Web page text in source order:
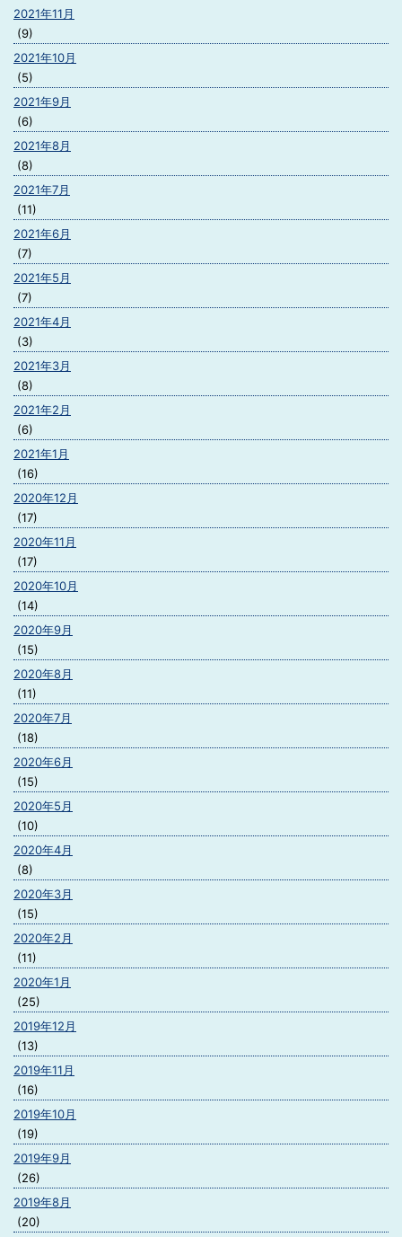
2021年11月
(9)
2021年10月
(5)
2021年9月
(6)
2021年8月
(8)
2021年7月
(11)
2021年6月
(7)
2021年5月
(7)
2021年4月
(3)
2021年3月
(8)
2021年2月
(6)
2021年1月
(16)
2020年12月
(17)
2020年11月
(17)
2020年10月
(14)
2020年9月
(15)
2020年8月
(11)
2020年7月
(18)
2020年6月
(15)
2020年5月
(10)
2020年4月
(8)
2020年3月
(15)
2020年2月
(11)
2020年1月
(25)
2019年12月
(13)
2019年11月
(16)
2019年10月
(19)
2019年9月
(26)
2019年8月
(20)